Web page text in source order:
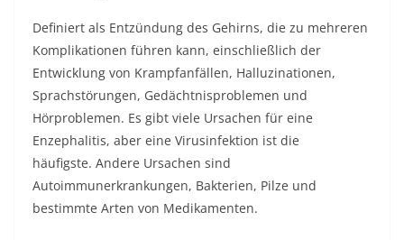
Definiert als Entzündung des Gehirns, die zu mehreren
Komplikationen führen kann, einschließlich der
Entwicklung von Krampfanfällen, Halluzinationen,
Sprachstörungen, Gedächtnisproblemen und
Hörproblemen. Es gibt viele Ursachen für eine
Enzephalitis, aber eine Virusinfektion ist die
häufigste. Andere Ursachen sind
Autoimmunerkrankungen, Bakterien, Pilze und
bestimmte Arten von Medikamenten.